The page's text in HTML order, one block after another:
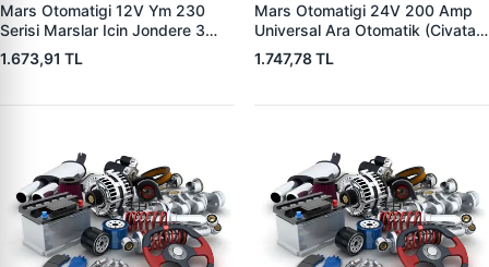
Mars Otomatigi 12V Ym 230
Serisi Marslar Icin Jondere 3
Delik | ZM 1653 | OEM
RE503357
1.673,91 TL
Mars Otomatigi 24V 200 Amp
Universal Ara Otomatik (Civatali)
| ZM 1404
1.747,78 TL